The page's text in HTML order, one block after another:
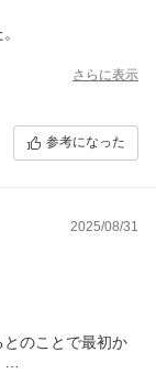
さらに表示
参考になった
2025/08/31
のことで最初か